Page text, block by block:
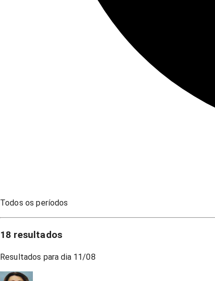
Todos os períodos
18 resultados
Resultados para dia 11/08